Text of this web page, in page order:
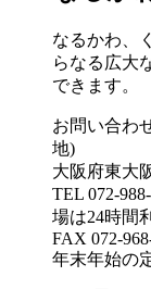
なるかわ、
らなる広大
できます。
お問い合わ
地)
大阪府東大
TEL 072-
場は24時間
FAX 072-
年末年始の